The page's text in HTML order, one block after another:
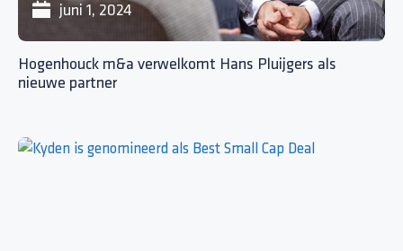
juni 1, 2024
Hogenhouck m&a verwelkomt Hans Pluijgers als
nieuwe partner